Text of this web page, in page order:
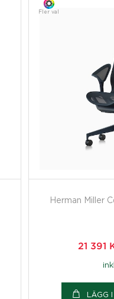
Fler val
Herman Miller
21 391
LÄGG